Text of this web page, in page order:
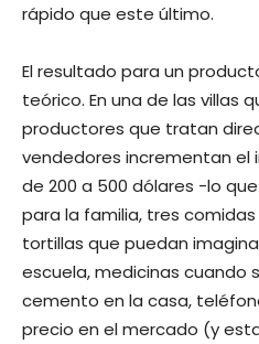
rápido que este último.
El resultado para un
teórico. En una de las villas
productores que tratan
vendedores incrementan el
de 200 a 500 dólares -lo
para la familia, tres
tortillas que puedan
escuela, medicinas cuando
cemento en la casa,
precio en el mercado (y